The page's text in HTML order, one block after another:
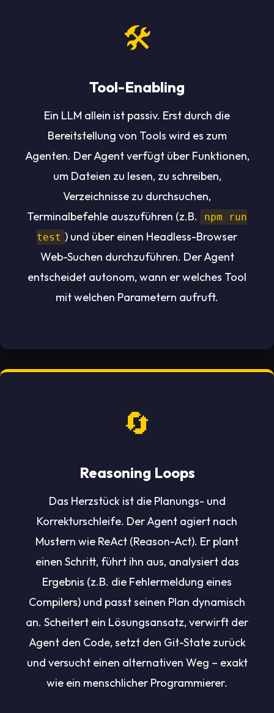
🛠️
Tool-Enabling
Ein LLM allein ist passiv. Erst durch die
Bereitstellung von Tools wird es zum
Agenten. Der Agent verfügt über Funktionen,
um Dateien zu lesen, zu schreiben,
Verzeichnisse zu durchsuchen,
Terminalbefehle auszuführen (z.B.
npm run
test ) und über einen Headless-Browser
Web-Suchen durchzuführen. Der Agent
entscheidet autonom, wann er welches Tool
mit welchen Parametern aufruft.
🔄
Reasoning Loops
Das Herzstück ist die Planungs- und
Korrekturschleife. Der Agent agiert nach
Mustern wie ReAct (Reason-Act). Er plant
einen Schritt, führt ihn aus, analysiert das
Ergebnis (z.B. die Fehlermeldung eines
Compilers) und passt seinen Plan dynamisch
an. Scheitert ein Lösungsansatz, verwirft der
Agent den Code, setzt den Git-State zurück
und versucht einen alternativen Weg – exakt
wie ein menschlicher Programmierer.